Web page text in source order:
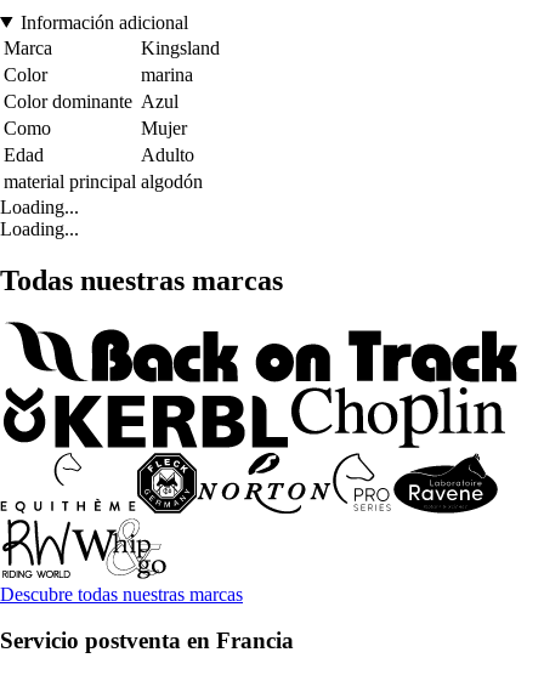
Información adicional
Marca
Kingsland
Color
marina
Color dominante Azul
Como
Mujer
Edad
Adulto
material principal algodón
Loading...
Loading...
Todas nuestras marcas
Descubre todas nuestras marcas
Servicio postventa en Francia